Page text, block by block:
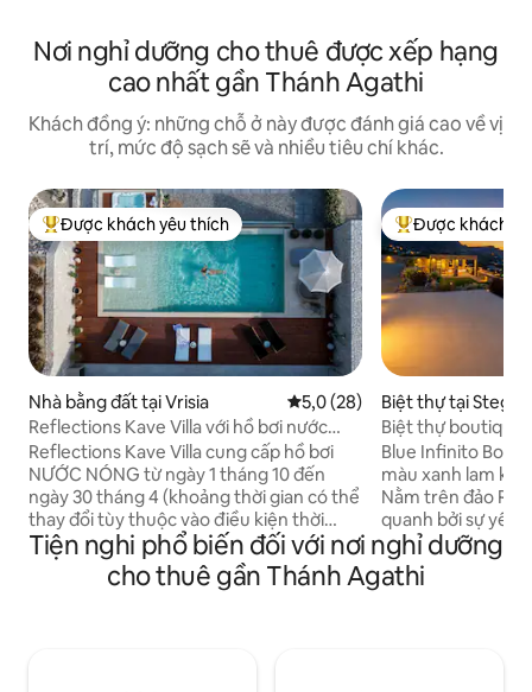
Nơi nghỉ dưỡng cho thuê được xếp hạng
cao nhất gần Thánh Agathi
Khách đồng ý: những chỗ ở này được đánh giá cao về vị
trí, mức độ sạch sẽ và nhiều tiêu chí khác.
Được khách yêu thích nhất
Được khách yêu thích
Nhà bằng đất tại Vrisia Xếp hạng trung bình 5,0/5, 28
5,0 (28)
Reflections Kave Villa với hồ bơi nước
nóng
Reflections Kave Villa cung cấp hồ bơi
NƯỚC NÓNG từ ngày 1 tháng 10 đến
ngày 30 tháng 4 (khoảng thời gian có thể
thay đổi tùy thuộc vào điều kiện thời
tiết). Không tính thêm phí cho dịch vụ
này. Reflections Kave Villa cung cấp trải
nghiệm spa với việc sử dụng bể sục nước
Được khách yêu
Được khách
Biệt thự tại Stegna
Biệt thự boutique
vô cực
Blue Infinito
màu xanh lam
Nằm trên đảo
quanh bởi sự yên
Blue Infinito
nghiệm thư giãn
ngoạn mục. Nằm
Tiện nghi phổ biến đối với nơi nghỉ dưỡng
cho thuê gần Thánh Agathi